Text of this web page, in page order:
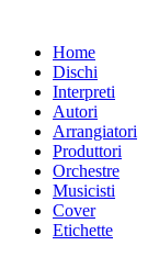
Home
Dischi
Interpreti
Autori
Arrangiatori
Produttori
Orchestre
Musicisti
Cover
Etichette